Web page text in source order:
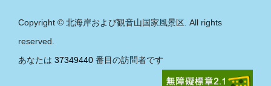
Copyright © 北海岸および観音山国家風景区. All rights
reserved.
あなたは 37349440 番目の訪問者です